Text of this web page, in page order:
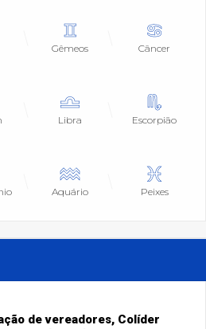
Gêmeos Câncer
Libra Escorpião
Aquário Peixes
de vereadores, Colíder